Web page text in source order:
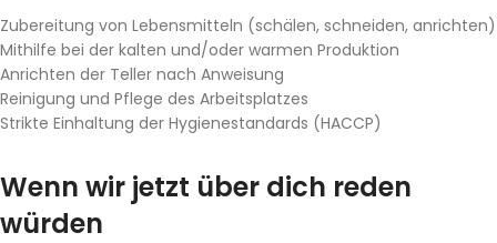
Zubereitung von Lebensmitteln (schälen, schneiden, anrichten)
Mithilfe bei der kalten und/oder warmen Produktion
Anrichten der Teller nach Anweisung
Reinigung und Pflege des Arbeitsplatzes
Strikte Einhaltung der Hygienestandards (HACCP)
Wenn wir jetzt über dich reden
würden